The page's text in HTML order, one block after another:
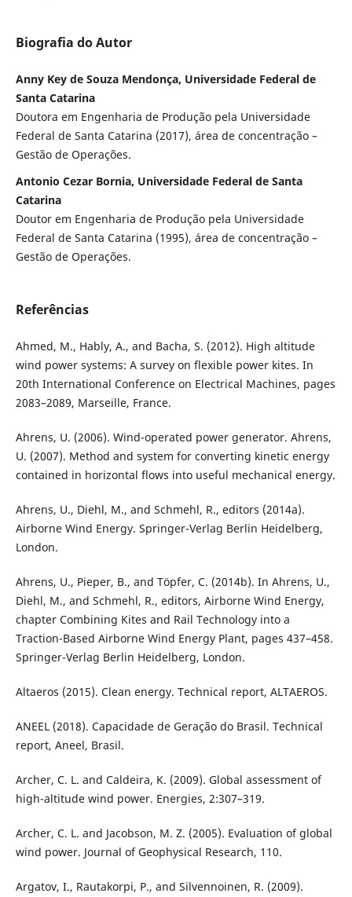
Biografia do Autor
Anny Key de Souza Mendonça, Universidade Federal de
Santa Catarina
Doutora em Engenharia de Produção pela Universidade
Federal de Santa Catarina (2017), área de concentração –
Gestão de Operações.
Antonio Cezar Bornia, Universidade Federal de Santa
Catarina
Doutor em Engenharia de Produção pela Universidade
Federal de Santa Catarina (1995), área de concentração –
Gestão de Operações.
Referências
Ahmed, M., Hably, A., and Bacha, S. (2012). High altitude
wind power systems: A survey on flexible power kites. In
20th International Conference on Electrical Machines, pages
2083–2089, Marseille, France.
Ahrens, U. (2006). Wind-operated power generator. Ahrens,
U. (2007). Method and system for converting kinetic energy
contained in horizontal flows into useful mechanical energy.
Ahrens, U., Diehl, M., and Schmehl, R., editors (2014a).
Airborne Wind Energy. Springer-Verlag Berlin Heidelberg,
London.
Ahrens, U., Pieper, B., and Töpfer, C. (2014b). In Ahrens, U.,
Diehl, M., and Schmehl, R., editors, Airborne Wind Energy,
chapter Combining Kites and Rail Technology into a
Traction-Based Airborne Wind Energy Plant, pages 437–458.
Springer-Verlag Berlin Heidelberg, London.
Altaeros (2015). Clean energy. Technical report, ALTAEROS.
ANEEL (2018). Capacidade de Geração do Brasil. Technical
report, Aneel, Brasil.
Archer, C. L. and Caldeira, K. (2009). Global assessment of
high-altitude wind power. Energies, 2:307–319.
Archer, C. L. and Jacobson, M. Z. (2005). Evaluation of global
wind power. Journal of Geophysical Research, 110.
Argatov, I., Rautakorpi, P., and Silvennoinen, R. (2009).